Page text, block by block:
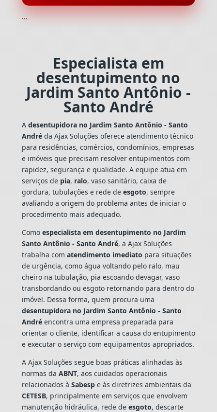
```
Especialista em
desentupimento no
Jardim Santo Antônio -
Santo André
A desentupidora no Jardim Santo Antônio - Santo
Andréda Ajax Soluções oferece atendimento técnico
para residências, comércios, condomínios, empresas
e imóveis que precisam resolver entupimentos com
rapidez, segurança e qualidade. A equipe atua em
serviços de pia, ralo, vaso sanitário, caixa de
gordura, tubulações e rede de esgoto, sempre
avaliando a origem do problema antes de iniciar o
procedimento mais adequado.
Como especialista em desentupimento no Jardim
Santo Antônio - Santo André, a Ajax Soluções
trabalha com atendimento imediato para situações
de urgência, como água voltando pelo ralo, mau
cheiro na tubulação, pia escoando devagar, vaso
transbordando ou esgoto retornando para dentro do
imóvel. Dessa forma, quem procura uma
desentupidora no Jardim Santo Antônio - Santo
Andréencontra uma empresa preparada para
orientar o cliente, identificar a causa do entupimento
e executar o serviço com equipamentos apropriados.
A Ajax Soluções segue boas práticas alinhadas às
normas da ABNT, aos cuidados operacionais
relacionados à Sabespe às diretrizes ambientais da
CETESB, principalmente em serviços que envolvem
manutenção hidráulica, rede de esgoto, descarte